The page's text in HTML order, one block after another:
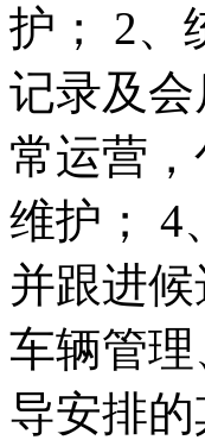
护； 2、
记录及
常运营
维护； 4
并跟进
车辆管
导安排